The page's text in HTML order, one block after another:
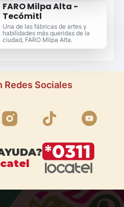
FARO Milpa Alta -
Tecómitl
Una de las fábricas de artes y
habilidades más queridas de la
ciudad, FARO Milpa Alta.
Redes Sociales